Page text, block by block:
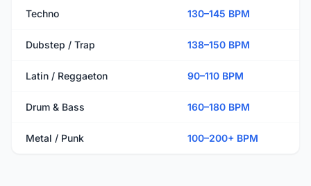
Techno 130–145 BPM
Dubstep / Trap 138–150 BPM
Latin / Reggaeton 90–110 BPM
Drum & Bass 160–180 BPM
Metal / Punk 100–200+ BPM